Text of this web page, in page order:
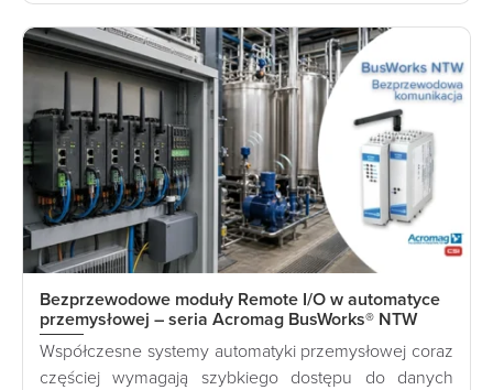
Bezprzewodowe moduły Remote I/O w automatyce
przemysłowej – seria Acromag BusWorks® NTW
Współczesne systemy automatyki przemysłowej coraz
częściej wymagają szybkiego dostępu do danych